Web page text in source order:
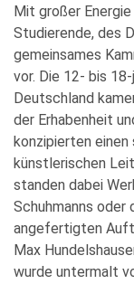
Mit großer
Studierende, des
gemeinsames
vor. Die 12- bis
Deutschland
der Erhabenheit
konzipierten
künstlerischen
standen dabei
Schuhmanns
angefertigten
Max
wurde untermalt